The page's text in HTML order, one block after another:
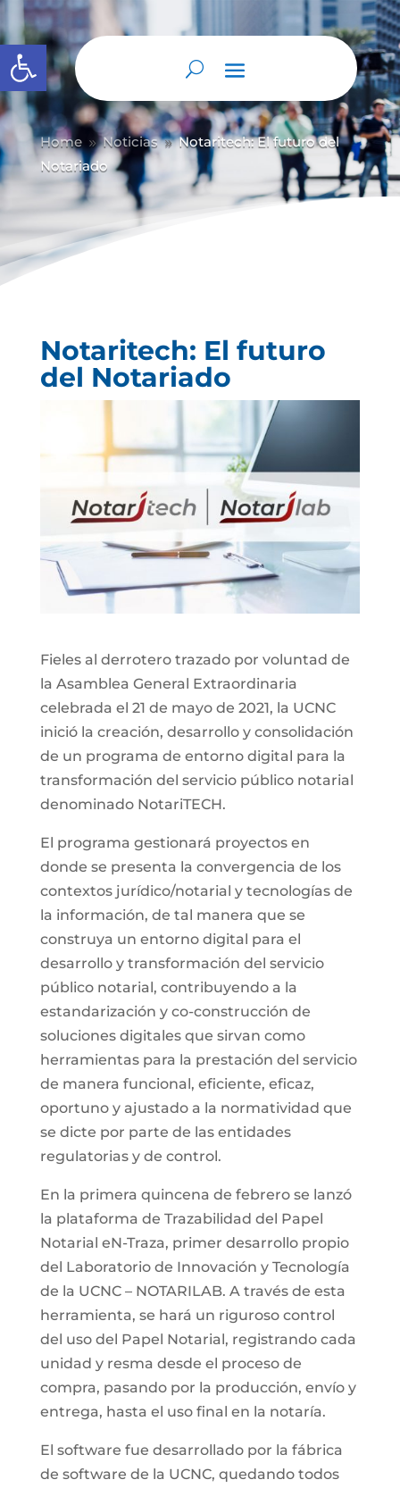
Abrir barra de herramientas
Home 9 Noticias 9 Notaritech: El futuro del
Notariado
Notaritech: El futuro
del Notariado
Fieles al derrotero trazado por voluntad de
la Asamblea General Extraordinaria
celebrada el 21 de mayo de 2021, la UCNC
inició la creación, desarrollo y consolidación
de un programa de entorno digital para la
transformación del servicio público notarial
denominado NotariTECH.
El programa gestionará proyectos en
donde se presenta la convergencia de los
contextos jurídico/notarial y tecnologías de
la información, de tal manera que se
construya un entorno digital para el
desarrollo y transformación del servicio
público notarial, contribuyendo a la
estandarización y co-construcción de
soluciones digitales que sirvan como
herramientas para la prestación del servicio
de manera funcional, eficiente, eficaz,
oportuno y ajustado a la normatividad que
se dicte por parte de las entidades
regulatorias y de control.
En la primera quincena de febrero se lanzó
la plataforma de Trazabilidad del Papel
Notarial eN-Traza, primer desarrollo propio
del Laboratorio de Innovación y Tecnología
de la UCNC – NOTARILAB. A través de esta
herramienta, se hará un riguroso control
del uso del Papel Notarial, registrando cada
unidad y resma desde el proceso de
compra, pasando por la producción, envío y
entrega, hasta el uso final en la notaría.
El software fue desarrollado por la fábrica
de software de la UCNC, quedando todos